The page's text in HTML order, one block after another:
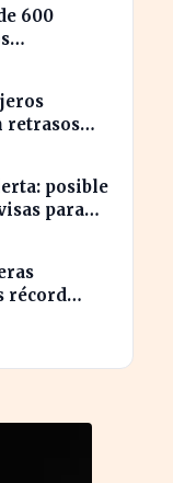
600
retrasos
posible
para
récord